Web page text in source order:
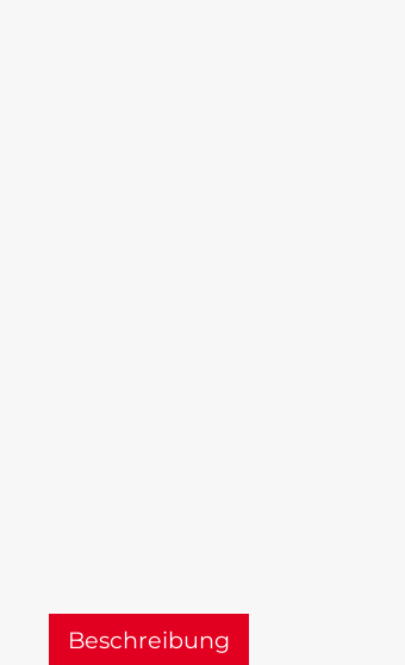
Beschreibung